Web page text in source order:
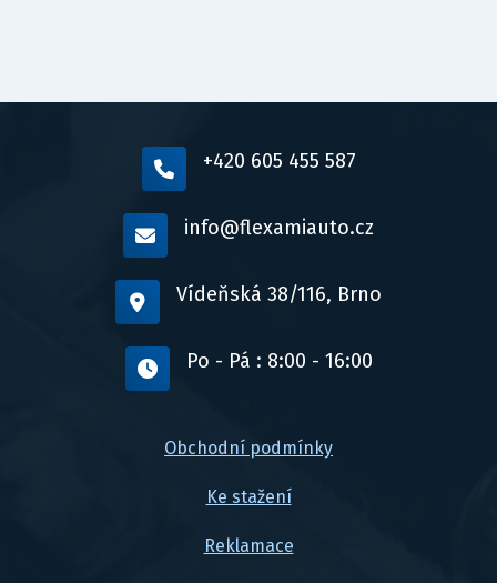
+420 605 455 587
info@flexamiauto.cz
Vídeňská 38/116, Brno
Po - Pá : 8:00 - 16:00
Obchodní podmínky
Ke stažení
Reklamace